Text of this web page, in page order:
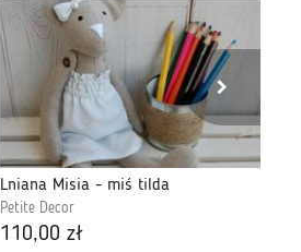
Lniana Misia - miś tilda
Petite Decor
110,00 zł